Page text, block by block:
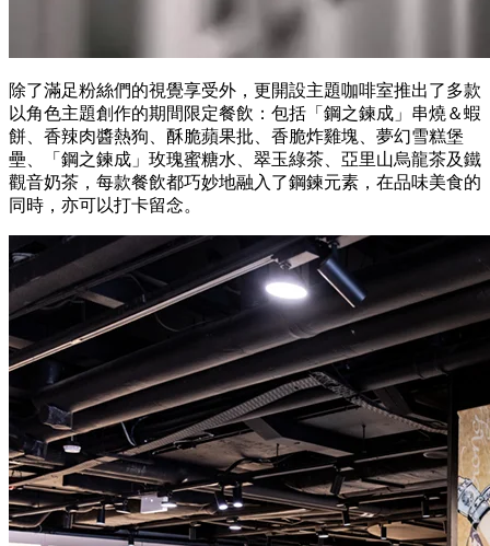
除了滿足粉絲們的視覺享受外，更開設主題咖啡室推出了多款
以角色主題創作的期間限定餐飲：包括「鋼之鍊成」串燒＆蝦
餅、香辣肉醬熱狗、酥脆蘋果批、香脆炸雞塊、夢幻雪糕堡
壘、「鋼之鍊成」玫瑰蜜糖水、翠玉綠茶、亞里山烏龍茶及鐵
觀音奶茶，每款餐飲都巧妙地融入了鋼鍊元素，在品味美食的
同時，亦可以打卡留念。